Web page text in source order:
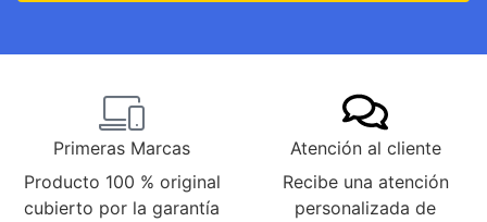
Primeras Marcas
Producto 100 % original
cubierto por la garantía
Atención al cliente
Recibe una atención
personalizada de